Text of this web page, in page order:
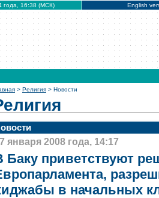
года, 16:38 (МСК) English
> Религия > Новости
января 2008 года, 14:17
Баку приветствуют
в начальных